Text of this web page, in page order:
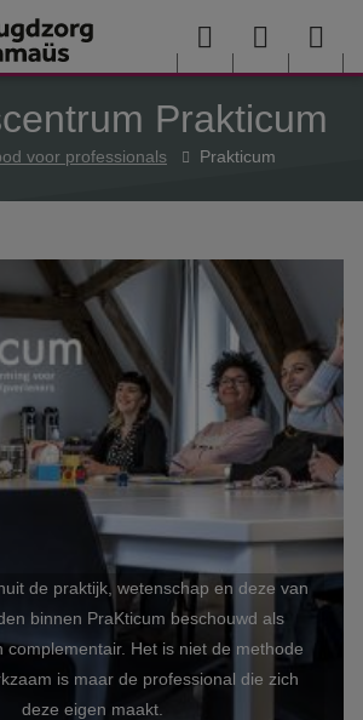
de inhoud gaan
Menu User
menu
Prakticum
voor professionals Prakticum
de praktijk, wetenschap en deze van
binnen PraKticum beschouwd als
complementair. Het is niet de methode
is maar de professional die zich
deze eigen maakt.